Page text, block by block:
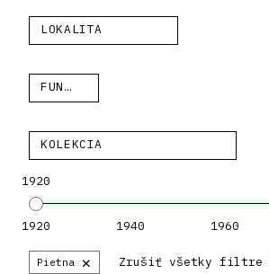
LOKALITA
FUNKCIA
KOLEKCIA
1920
1920 1940 1960
Pietna × Zrušiť všetky filtre